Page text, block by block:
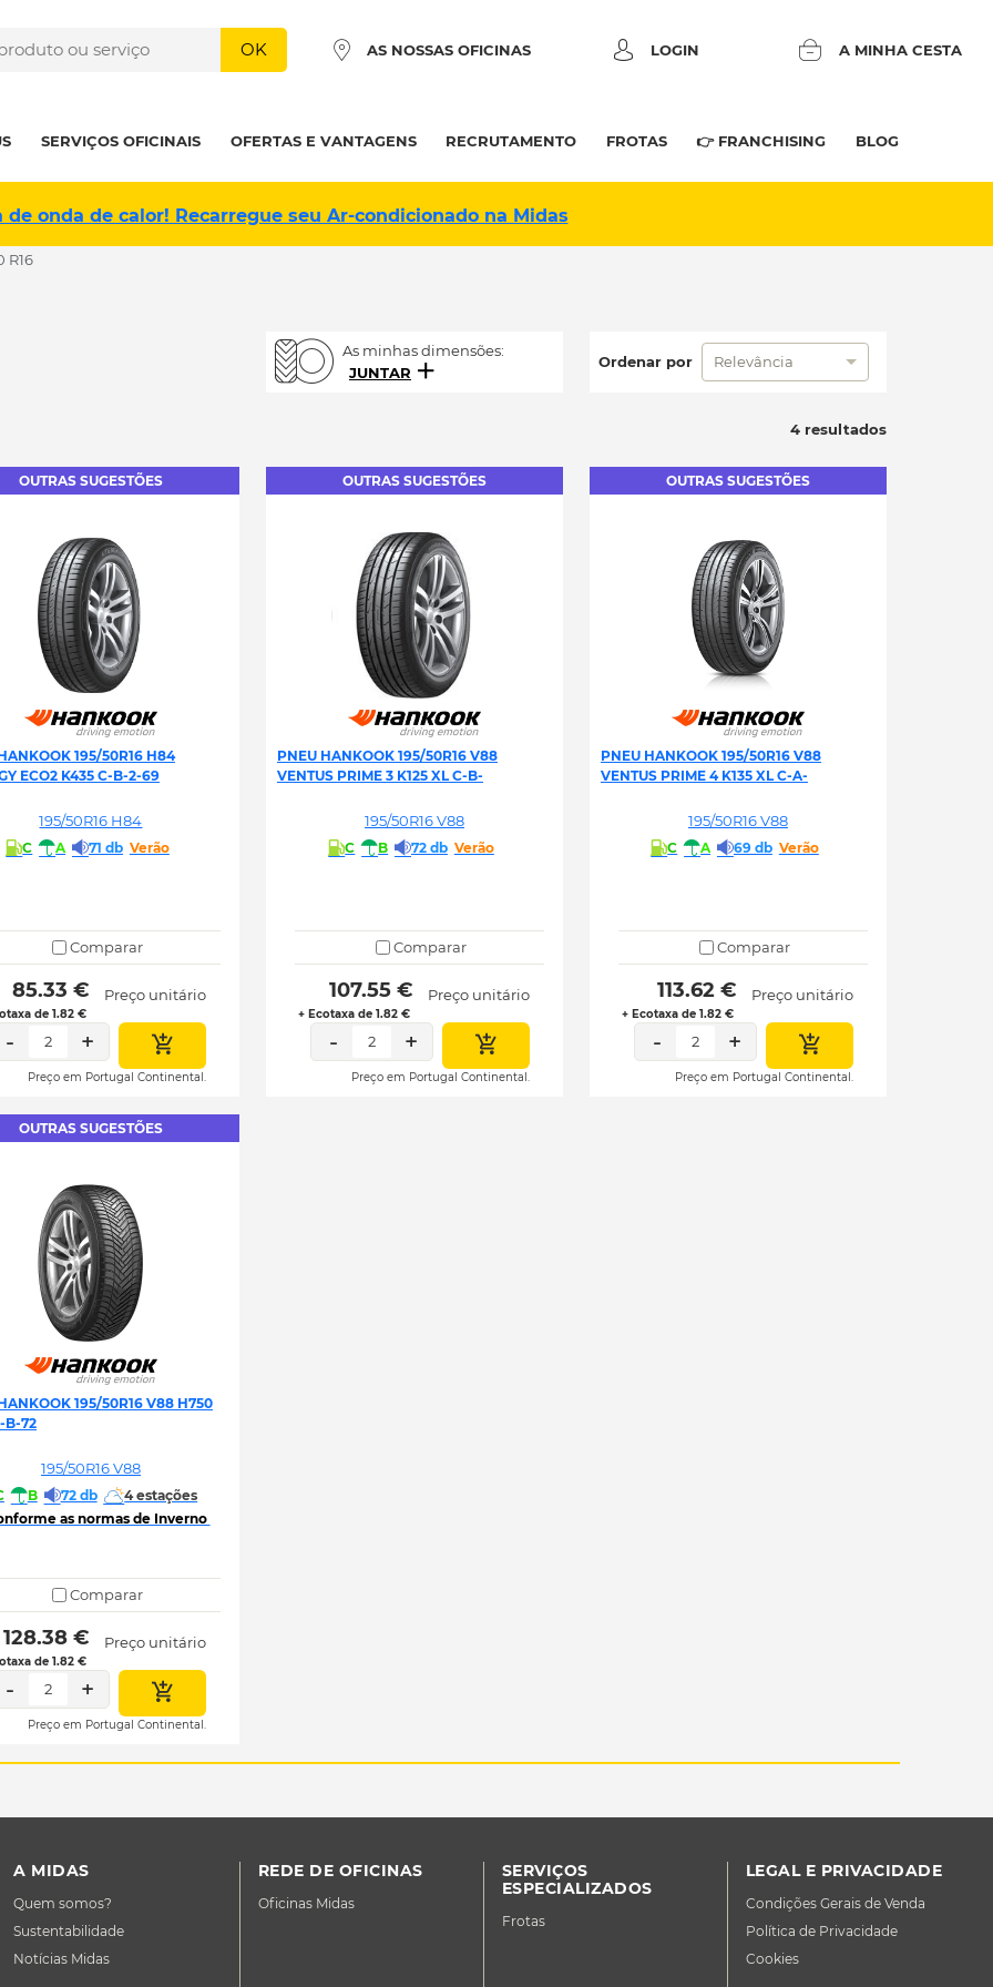
OK AS NOSSAS OFICINAS LOGIN A MINHA CESTA
SERVIÇOS OFICINAIS OFERTAS E VANTAGENS RECRUTAMENTO FROTAS 👉 FRANCHISING BLOG
de onda de calor! Recarregue seu Ar-condicionado na Midas
R16
As minhas dimensões:
JUNTAR
Ordenar por Relevância
4 resultados
OUTRAS SUGESTÕES
195/50R16 H84
ECO2 K435 C-B-2-69
195/50R16 H84
C A 71 db Verão
Comparar
85.33 €
de 1.82 €
Preço unitário
- 2 +
Preço em Portugal Continental.
OUTRAS SUGESTÕES
PNEU HANKOOK 195/50R16 V88
VENTUS PRIME 3 K125 XL C-B-
195/50R16 V88
C B 72 db Verão
Comparar
107.55 €
+ Ecotaxa de 1.82 €
Preço unitário
- 2 +
Preço em Portugal Continental.
OUTRAS SUGESTÕES
PNEU HANKOOK 195/50R16 V88
VENTUS PRIME 4 K135 XL C-A-
195/50R16 V88
C A 69 db Verão
Comparar
113.62 €
+ Ecotaxa de 1.82 €
Preço unitário
- 2 +
Preço em Portugal Continental.
OUTRAS SUGESTÕES
195/50R16 V88 H750
B-72
195/50R16 V88
B 72 db
4 estações
as normas de Inverno
Comparar
128.38 €
de 1.82 €
Preço unitário
- 2 +
Preço em Portugal Continental.
A MIDAS
Quem somos?
Sustentabilidade
Notícias Midas
REDE DE OFICINAS
Oficinas Midas
SERVIÇOS
ESPECIALIZADOS
Frotas
LEGAL E PRIVACIDADE
Condições Gerais de Venda
Política de Privacidade
Cookies